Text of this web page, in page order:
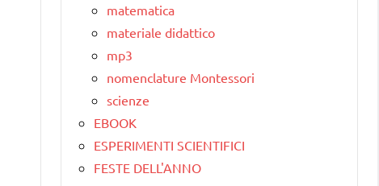
matematica
materiale didattico
mp3
nomenclature Montessori
scienze
EBOOK
ESPERIMENTI SCIENTIFICI
FESTE DELL'ANNO